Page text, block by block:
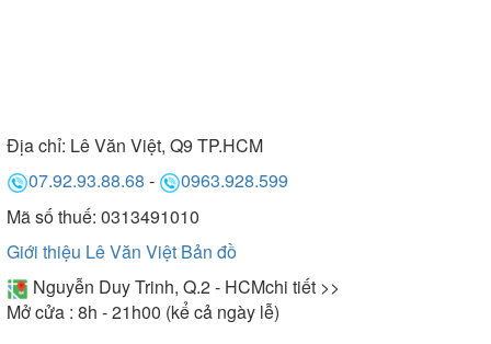
Địa chỉ: Lê Văn Việt, Q9 TP.HCM
07.92.93.88.68 -
0963.928.599
Mã số thuế: 0313491010
Giới thiệu Lê Văn Việt Bản đồ
Nguyễn Duy Trinh, Q.2 - HCMchi tiết >>
Mở cửa : 8h - 21h00 (kể cả ngày lễ)